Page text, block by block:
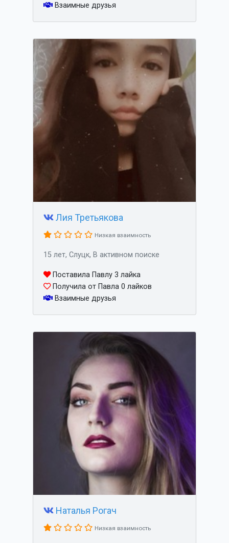
Взаимные друзья
Лия Третьякова
Низкая взаимность
15 лет, Слуцк, В активном поиске
Поставила Павлу 3 лайка
Получила от Павла 0 лайков
Взаимные друзья
Наталья Рогач
Низкая взаимность